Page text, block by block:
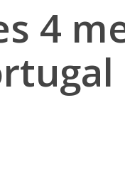
4